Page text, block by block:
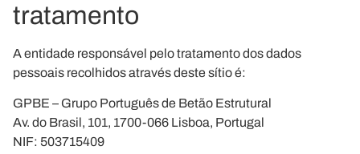
tratamento
A entidade responsável pelo tratamento dos dados
pessoais recolhidos através deste sítio é:
GPBE – Grupo Português de Betão Estrutural
Av. do Brasil, 101, 1700-066 Lisboa, Portugal
NIF: 503715409